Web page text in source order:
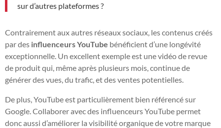
sur d’autres plateformes ?
Contrairement aux autres réseaux sociaux, les contenus créés
par des influenceurs YouTube bénéficient d’une longévité
exceptionnelle. Un excellent exemple est une vidéo de revue
de produit qui, même après plusieurs mois, continue de
générer des vues, du trafic, et des ventes potentielles.
De plus, YouTube est particulièrement bien référencé sur
Google. Collaborer avec des influenceurs YouTube permet
donc aussi d’améliorer la visibilité organique de votre marque